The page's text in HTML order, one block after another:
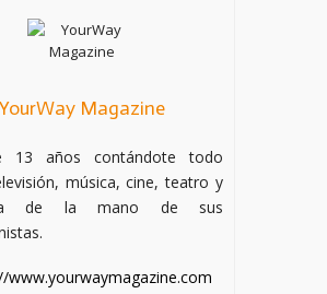
YourWay Magazine
13 años contándote todo
música, cine, teatro y
de la mano de sus
www.yourwaymagazine.com